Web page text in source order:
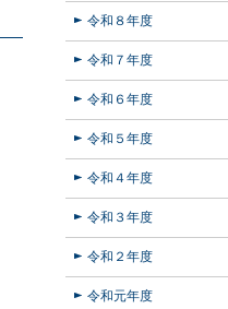
令和８年度
令和７年度
令和６年度
令和５年度
令和４年度
令和３年度
令和２年度
令和元年度